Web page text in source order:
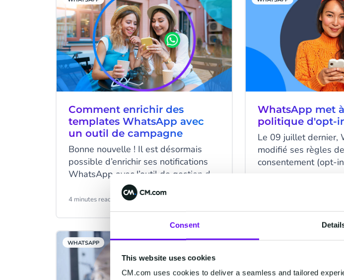
Consent
This website uses cookies
CM.com uses cookies to deliver a seamless and tailored
vous aider dans cette démarche nous
vous détaillons dans cet article tout
ce que vous devez savoir sur
l'implémentation de WhatsApp
Business à votre palette d’outils
omnicanaux.
destinataire, c’est-à-
clients. Découvrez
cette nouvelle
Comment enrichir des
templates WhatsApp avec
un outil de campagne
Bonne nouvelle ! Il est désormais
possible d’enrichir ses notifications
WhatsApp avec l’outil de gestion de
campagne CM.com. Grâce à nos
templates, améliorez en quelques
clics vos modèles de messages
WhatsApp avant leur envoi. Ces
campagnes sont un moyen simple et
rapide de diffuser des messages
pertinents et personnalisés à vos
clients.
4 minutes read Sep 17, 2020
WhatsApp met
politique d'opt-
Le 09 juillet dernier,
modifié ses règles
consentement (opt-
dans le monde.
WHATSAPP WHATSAPP